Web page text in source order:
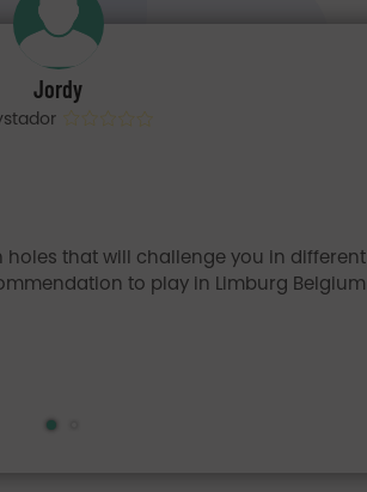
Jordy
that will challenge you in different
to play in Limburg Belgium